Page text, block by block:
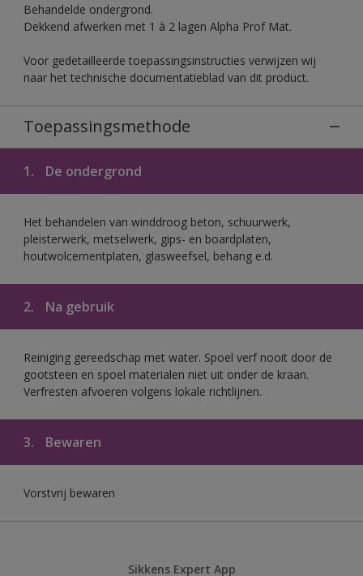
Behandelde ondergrond.
Dekkend afwerken met 1 à 2 lagen Alpha Prof Mat.
Voor gedetailleerde toepassingsinstructies verwijzen wij
naar het technische documentatieblad van dit product.
Toepassingsmethode
1. De ondergrond
Het behandelen van winddroog beton, schuurwerk,
pleisterwerk, metselwerk, gips- en boardplaten,
houtwolcementplaten, glasweefsel, behang e.d.
2. Na gebruik
Reiniging gereedschap met water. Spoel verf nooit door de
gootsteen en spoel materialen niet uit onder de kraan.
Verfresten afvoeren volgens lokale richtlijnen.
3. Bewaren
Vorstvrij bewaren
Sikkens Expert App